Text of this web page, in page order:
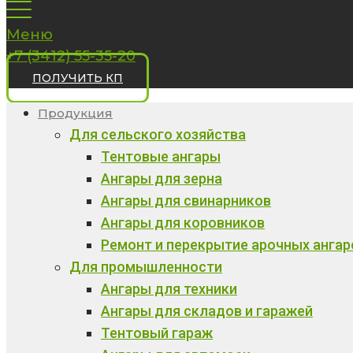
Меню
+7 (3412) 55-35-20
ПОЛУЧИТЬ КП
Продукция
Для сельского хозяйства
Тентовые ангары
Ангары для зерна
Ангары для свинарников
Ангары для коровников
Ремонт и перекрытие арочных
Для промышленности
Ангары для техники
Ангары для складов и гаражей
Тентовый гараж